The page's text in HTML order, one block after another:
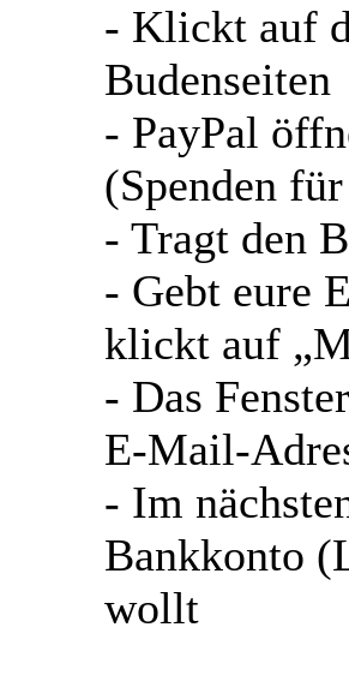
- Klickt auf
Budenseiten
- PayPal
(Spenden
- Tragt den
- Gebt eure
klickt auf
- Das
E-Mail-
- Im
Bankkonto
wollt